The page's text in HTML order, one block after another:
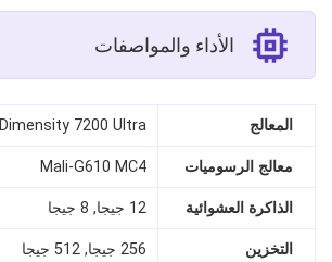
الأداء والمواصفات
المعالج Dimensity 7200 Ultra
معالج الرسوميات Mali-G610 MC4
الذاكرة العشوائية 12 جيجا, 8 جيجا
التخزين 256 جيجا, 512 جيجا